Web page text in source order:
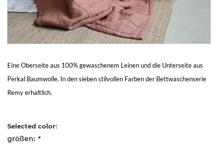
Mein
Konto
Eine Oberseite aus 100% gewaschenem Leinen und die Unterseite aus
Perkal Baumwolle. In den sieben stilvollen Farben der Bettwaschenserie
Remy erhaltlich.
Selected color:
größen: *